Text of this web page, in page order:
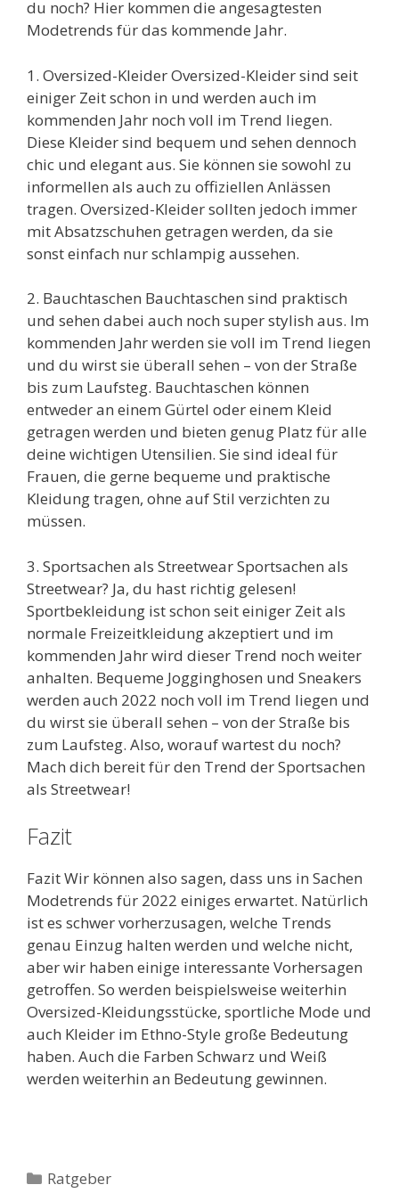
du noch? Hier kommen die angesagtesten
Modetrends für das kommende Jahr.
1. Oversized-Kleider Oversized-Kleider sind seit
einiger Zeit schon in und werden auch im
kommenden Jahr noch voll im Trend liegen.
Diese Kleider sind bequem und sehen dennoch
chic und elegant aus. Sie können sie sowohl zu
informellen als auch zu offiziellen Anlässen
tragen. Oversized-Kleider sollten jedoch immer
mit Absatzschuhen getragen werden, da sie
sonst einfach nur schlampig aussehen.
2. Bauchtaschen Bauchtaschen sind praktisch
und sehen dabei auch noch super stylish aus. Im
kommenden Jahr werden sie voll im Trend liegen
und du wirst sie überall sehen – von der Straße
bis zum Laufsteg. Bauchtaschen können
entweder an einem Gürtel oder einem Kleid
getragen werden und bieten genug Platz für alle
deine wichtigen Utensilien. Sie sind ideal für
Frauen, die gerne bequeme und praktische
Kleidung tragen, ohne auf Stil verzichten zu
müssen.
3. Sportsachen als Streetwear Sportsachen als
Streetwear? Ja, du hast richtig gelesen!
Sportbekleidung ist schon seit einiger Zeit als
normale Freizeitkleidung akzeptiert und im
kommenden Jahr wird dieser Trend noch weiter
anhalten. Bequeme Jogginghosen und Sneakers
werden auch 2022 noch voll im Trend liegen und
du wirst sie überall sehen – von der Straße bis
zum Laufsteg. Also, worauf wartest du noch?
Mach dich bereit für den Trend der Sportsachen
als Streetwear!
Fazit
Fazit Wir können also sagen, dass uns in Sachen
Modetrends für 2022 einiges erwartet. Natürlich
ist es schwer vorherzusagen, welche Trends
genau Einzug halten werden und welche nicht,
aber wir haben einige interessante Vorhersagen
getroffen. So werden beispielsweise weiterhin
Oversized-Kleidungsstücke, sportliche Mode und
auch Kleider im Ethno-Style große Bedeutung
haben. Auch die Farben Schwarz und Weiß
werden weiterhin an Bedeutung gewinnen.
Kategorien
Ratgeber